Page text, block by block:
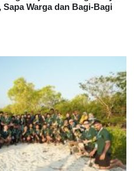
Warga dan Bagi-Bagi